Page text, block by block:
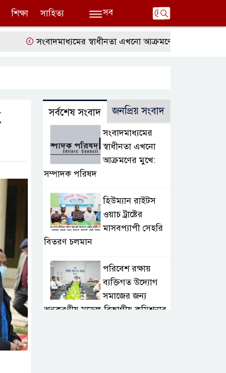
শিক্ষা সাহিত্য সব
সংবাদমাধ্যমের স্বাধীনতা এখনো আক্রমণের মুখে: সম্পাদক পরিষদ
সর্বশেষ সংবাদ জনপ্রিয় সংবাদ
সংবাদমাধ্যমের
স্বাধীনতা এখনো
আক্রমণের মুখে:
সম্পাদক পরিষদ
হিউম্যান রাইটস
ওয়াচ ট্রাষ্টের
মাসবপ্যাপী সেহরি
বিতরণ চলমান
পরিবেশ রক্ষায়
ব্যক্তিগত উদ্যোগ
সমাজের জন্য
অনুকরণীয় মডেল-বিভাগীয় কমিশনার